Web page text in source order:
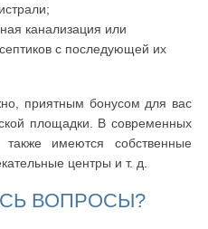
канализация или
с последующей их
приятным бонусом для вас
площадки. В современных
также имеются собственные
центры и т. д.
ВОПРОСЫ?